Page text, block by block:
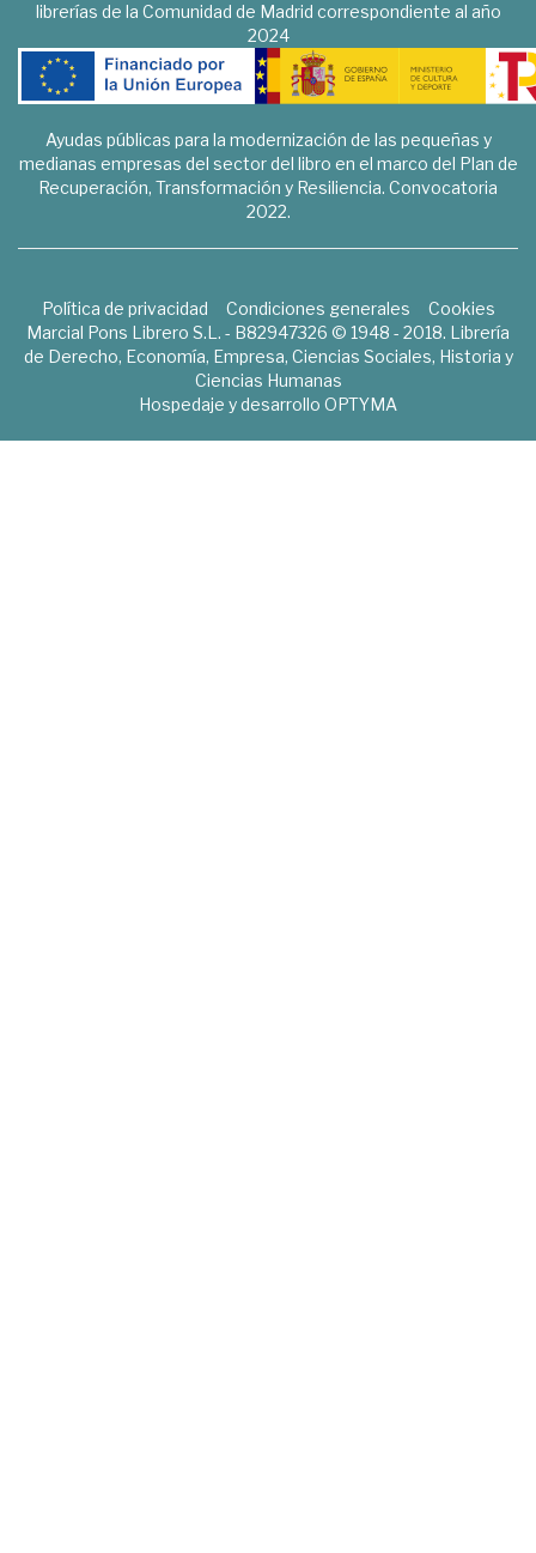
librerías de la Comunidad de Madrid correspondiente al año
2024
Ayudas públicas para la modernización de las pequeñas y
medianas empresas del sector del libro en el marco del Plan de
Recuperación, Transformación y Resiliencia. Convocatoria
2022.
Política de privacidad Condiciones generales
Cookies
Marcial Pons Librero S.L. - B82947326 © 1948 - 2018. Librería
de Derecho, Economía, Empresa, Ciencias Sociales, Historia y
Ciencias Humanas
Hospedaje y desarrollo OPTYMA